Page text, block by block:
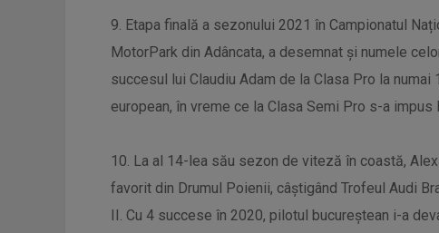
9. Etapa finală a sezonului 2021 în Campionatul
MotorPark din Adâncata, a desemnat și numele
succesul lui Claudiu Adam de la Clasa Pro la
european, în vreme ce la Clasa Semi Pro s-a impus
10. La al 14-lea său sezon de viteză în coastă,
favorit din Drumul Poienii, câștigând Trofeul Audi
II. Cu 4 succese în 2020, pilotul bucureștean i-a